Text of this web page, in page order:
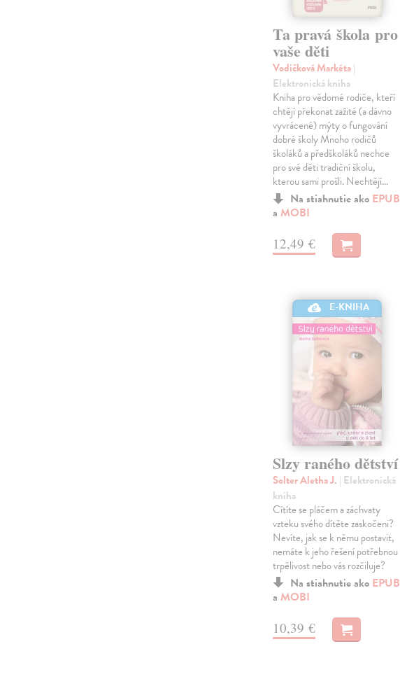
Ta pravá škola pro
vaše děti
Vodičková Markéta|
Elektronická kniha
Kniha pro vědomé rodiče, kteří
chtějí překonat zažité (a dávno
vyvrácené) mýty o fungování
dobré školy Mnoho rodičů
školáků a předškoláků nechce
pro své děti tradiční školu,
kterou sami prošli. Nechtějí…
Na stiahnutie ako EPUB
a MOBI
12,49 €
E-KNIHA
Slzy raného dětství
Solter Aletha J. | Elektronická
kniha
Cítíte se pláčem a záchvaty
vzteku svého dítěte zaskočeni?
Nevíte, jak se k němu postavit,
nemáte k jeho řešení potřebnou
trpělivost nebo vás rozčiluje?
Na stiahnutie ako EPUB
a MOBI
10,39 €